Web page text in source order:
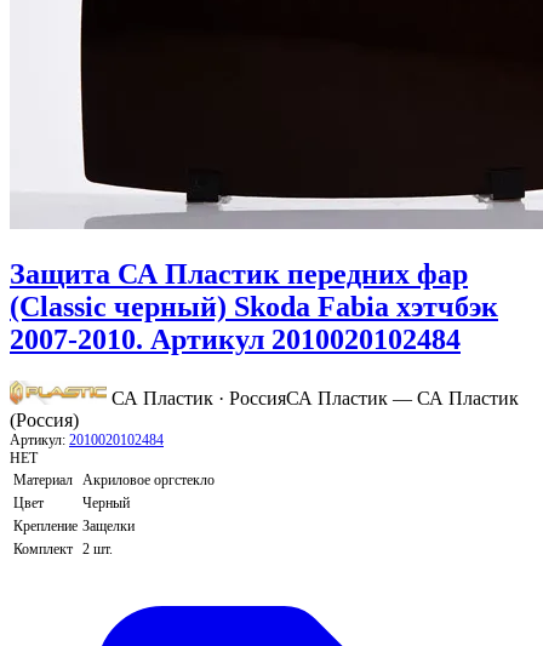
Защита СА Пластик передних фар
(Classic черный) Skoda Fabia хэтчбэк
2007-2010. Артикул 2010020102484
СА Пластик · РоссияСА Пластик — СА Пластик
(Россия)
Артикул: 2010020102484
НЕТ
Материал Акриловое оргстекло
Цвет
Черный
Крепление Защелки
Комплект 2 шт.